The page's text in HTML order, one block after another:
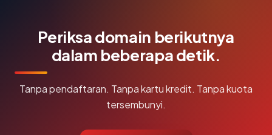
Periksa domain berikutnya
dalam beberapa detik.
Tanpa pendaftaran. Tanpa kartu kredit. Tanpa kuota
tersembunyi.